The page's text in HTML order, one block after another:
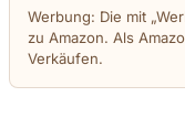
Werbung: Die mit
zu Amazon. Als
Verkäufen.